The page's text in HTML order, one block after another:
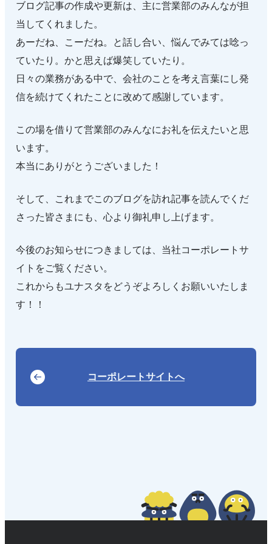
ブログ記事の作成や更新は、主に営業部のみんなが担
当してくれました。
あーだね、こーだね。と話し合い、悩んでみては唸っ
ていたり。かと思えば爆笑していたり。
日々の業務がある中で、会社のことを考え言葉にし発
信を続けてくれたことに改めて感謝しています。
この場を借りて営業部のみんなにお礼を伝えたいと思
います。
本当にありがとうございました！
そして、これまでこのブログを訪れ記事を読んでくだ
さった皆さまにも、心より御礼申し上げます。
今後のお知らせにつきましては、当社コーポレートサ
イトをご覧ください。
これからもユナスタをどうぞよろしくお願いいたしま
す！！
コーポレートサイトへ